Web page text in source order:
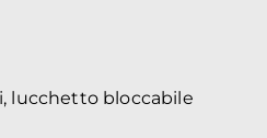
lucchetto bloccabile